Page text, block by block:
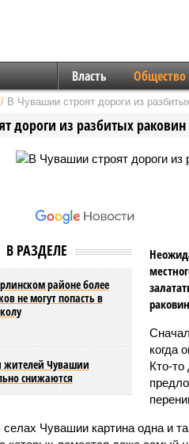
Власть Общество
В Чувашии строят дороги из
дороги из разбитых раковин
В РАЗДЕЛЕ
районе более
не могут попасть в
жителей Чувашии
снижаются
когда
Кто-
селах Чувашии картина одна и